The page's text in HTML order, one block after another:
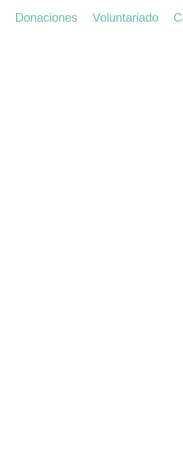
Donaciones Voluntariado